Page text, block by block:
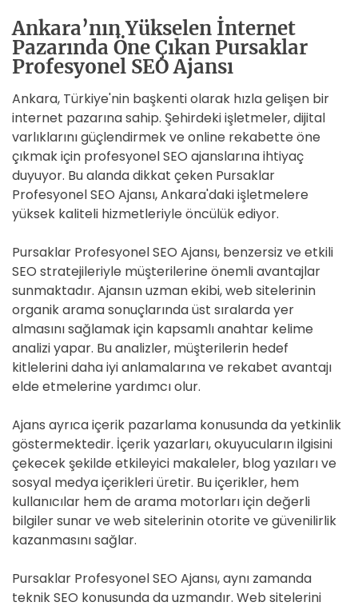
Ankara’nın Yükselen İnternet
Pazarında Öne Çıkan Pursaklar
Profesyonel SEO Ajansı
Ankara, Türkiye'nin başkenti olarak hızla gelişen bir
internet pazarına sahip. Şehirdeki işletmeler, dijital
varlıklarını güçlendirmek ve online rekabette öne
çıkmak için profesyonel SEO ajanslarına ihtiyaç
duyuyor. Bu alanda dikkat çeken Pursaklar
Profesyonel SEO Ajansı, Ankara'daki işletmelere
yüksek kaliteli hizmetleriyle öncülük ediyor.
Pursaklar Profesyonel SEO Ajansı, benzersiz ve etkili
SEO stratejileriyle müşterilerine önemli avantajlar
sunmaktadır. Ajansın uzman ekibi, web sitelerinin
organik arama sonuçlarında üst sıralarda yer
almasını sağlamak için kapsamlı anahtar kelime
analizi yapar. Bu analizler, müşterilerin hedef
kitlelerini daha iyi anlamalarına ve rekabet avantajı
elde etmelerine yardımcı olur.
Ajans ayrıca içerik pazarlama konusunda da yetkinlik
göstermektedir. İçerik yazarları, okuyucuların ilgisini
çekecek şekilde etkileyici makaleler, blog yazıları ve
sosyal medya içerikleri üretir. Bu içerikler, hem
kullanıcılar hem de arama motorları için değerli
bilgiler sunar ve web sitelerinin otorite ve güvenilirlik
kazanmasını sağlar.
Pursaklar Profesyonel SEO Ajansı, aynı zamanda
teknik SEO konusunda da uzmandır. Web sitelerini